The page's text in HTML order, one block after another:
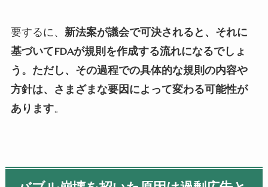
要するに、 新法案が議会で可決されると、それに
基づいてFDAが規則を作成する流れになるでしょ
う。ただし、その過程での具体的な規則の内容や
方針は、さまざまな要因によって変わる可能性が
あります。